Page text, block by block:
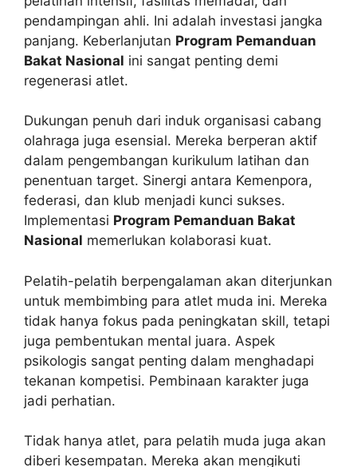
pendampingan ahli. Ini adalah investasi jangka
panjang. Keberlanjutan Program Pemanduan
Bakat Nasional ini sangat penting demi
regenerasi atlet.
Dukungan penuh dari induk organisasi cabang
olahraga juga esensial. Mereka berperan aktif
dalam pengembangan kurikulum latihan dan
penentuan target. Sinergi antara Kemenpora,
federasi, dan klub menjadi kunci sukses.
Implementasi Program Pemanduan Bakat
Nasional memerlukan kolaborasi kuat.
Pelatih-pelatih berpengalaman akan diterjunkan
untuk membimbing para atlet muda ini. Mereka
tidak hanya fokus pada peningkatan skill, tetapi
juga pembentukan mental juara. Aspek
psikologis sangat penting dalam menghadapi
tekanan kompetisi. Pembinaan karakter juga
jadi perhatian.
Tidak hanya atlet, para pelatih muda juga akan
diberi kesempatan. Mereka akan mengikuti